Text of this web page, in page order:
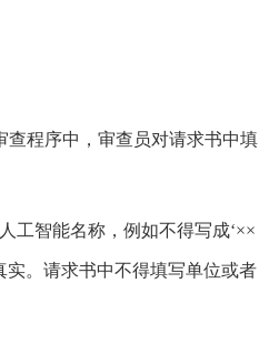
查程序中，审查员对请求书中填
工智能名称，例如不得写成‘××
实。请求书中不得填写单位或者